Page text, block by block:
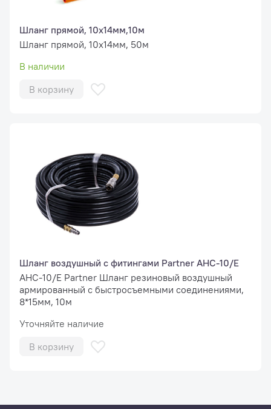
Шланг прямой, 10х14мм,10м
Шланг прямой, 10х14мм, 50м
В наличии
В корзину
Шланг воздушный с фитингами Partner AHC-10/E
AHC-10/E Partner Шланг резиновый воздушный
армированный с быстросъемными соединениями,
8*15мм, 10м
Уточняйте наличие
В корзину